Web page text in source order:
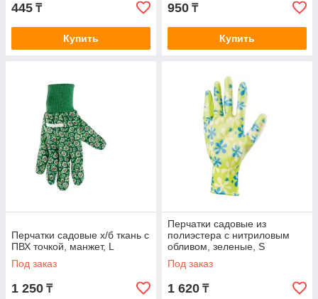
445 ₸
Купить
950 ₸
Купить
Перчатки садовые х/б ткань с
ПВХ точкой, манжет, L
Под заказ
1 250 ₸
Перчатки садовые из
полиэстера с нитриловым
обливом, зеленые, S
Под заказ
1 620 ₸